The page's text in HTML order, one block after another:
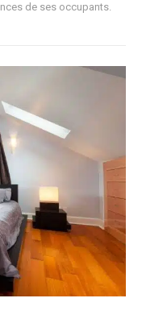
de ses occupants.